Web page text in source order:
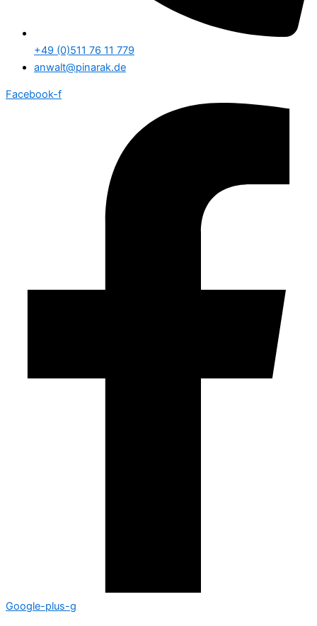
+49 (0)511 76 11 779
anwalt@pinarak.de
Facebook-f
Google-plus-g